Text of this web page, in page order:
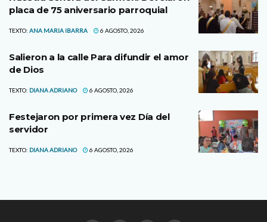
placa de 75 aniversario parroquial
TEXTO: ANA MARIA IBARRA 6 AGOSTO, 2026
Salieron a la calle Para difundir el amor
de Dios
TEXTO: DIANA ADRIANO 6 AGOSTO, 2026
Festejaron por primera vez Día del
servidor
TEXTO: DIANA ADRIANO 6 AGOSTO, 2026